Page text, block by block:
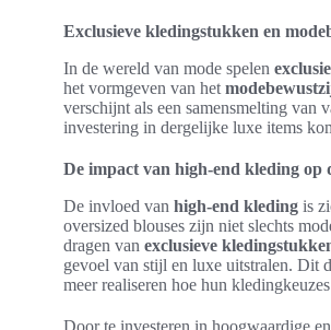
Exclusieve kledingstukken en
In de wereld van mode spelen
het vormgeven van het
verschijnt als een samensmelting van
investering in dergelijke luxe items
De impact van high-end kleding op
De invloed van high-end kleding is
oversized blouses zijn niet slechts
dragen van exclusieve
gevoel van stijl en luxe uitstralen. Dit
meer realiseren hoe hun
Door te investeren in hoogwaardige